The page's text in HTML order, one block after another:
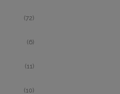
(72)
(6)
(11)
(10)